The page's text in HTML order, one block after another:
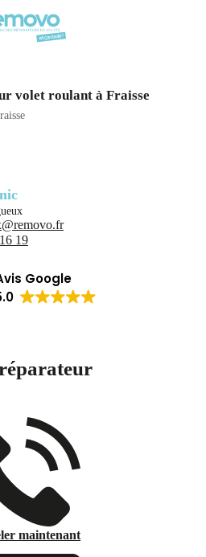
volet roulant à Fraisse
19
Google
maintenant